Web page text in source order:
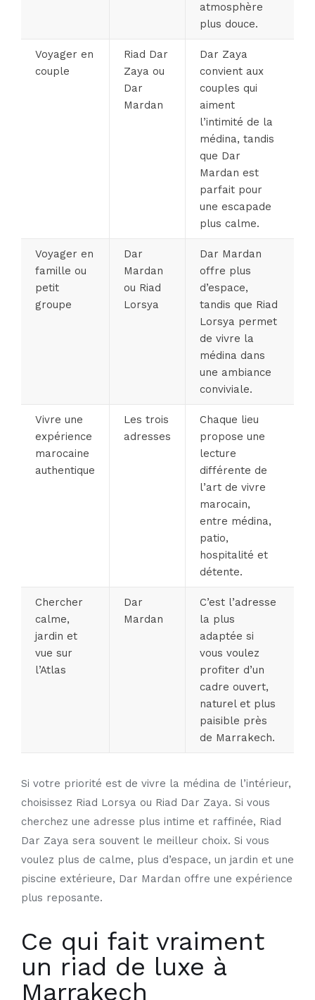
atmosphère
plus douce.
Voyager en
couple
Riad Dar
Zaya ou
Dar
Mardan
Dar Zaya
convient aux
couples qui
aiment
l’intimité de la
médina, tandis
que Dar
Mardan est
parfait pour
une escapade
plus calme.
Voyager en
famille ou
petit
groupe
Dar
Mardan
ou Riad
Lorsya
Dar Mardan
offre plus
d’espace,
tandis que Riad
Lorsya permet
de vivre la
médina dans
une ambiance
conviviale.
Vivre une
expérience
marocaine
authentique
Les trois
adresses
Chaque lieu
propose une
lecture
différente de
l’art de vivre
marocain,
entre médina,
patio,
hospitalité et
détente.
Chercher
calme,
jardin et
vue sur
l’Atlas
Dar
Mardan
C’est l’adresse
la plus
adaptée si
vous voulez
profiter d’un
cadre ouvert,
naturel et plus
paisible près
de Marrakech.
Si votre priorité est de vivre la médina de l’intérieur,
choisissez Riad Lorsya ou Riad Dar Zaya. Si vous
cherchez une adresse plus intime et raffinée, Riad
Dar Zaya sera souvent le meilleur choix. Si vous
voulez plus de calme, plus d’espace, un jardin et une
piscine extérieure, Dar Mardan offre une expérience
plus reposante.
Ce qui fait vraiment
un riad de luxe à
Marrakech